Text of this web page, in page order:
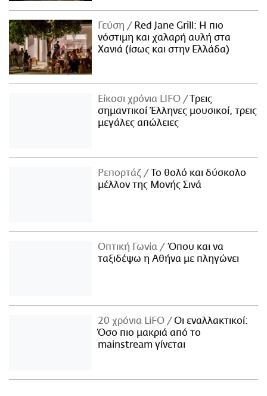
Γεύση
Red Jane Grill: Η πιο
νόστιμη και χαλαρή αυλή στα
Χανιά (ίσως και στην Ελλάδα)
Είκοσι χρόνια LIFO
Tρεις
σημαντικοί Έλληνες μουσικοί, τρεις
μεγάλες απώλειες
Ρεπορτάζ
Το θολό και δύσκολο
μέλλον της Μονής Σινά
Οπτική Γωνία
Όπου και να
ταξιδέψω η Αθήνα με πληγώνει
20 χρόνια LiFO
Οι εναλλακτικοί:
Όσο πιο μακριά από το
mainstream γίνεται